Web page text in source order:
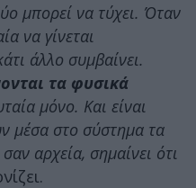
μπορεί να τύχει. Όταν
να γίνεται
άλλο συμβαίνει.
τα φυσικά
μόνο. Και είναι
μέσα στο σύστημα τα
αρχεία, σημαίνει ότι